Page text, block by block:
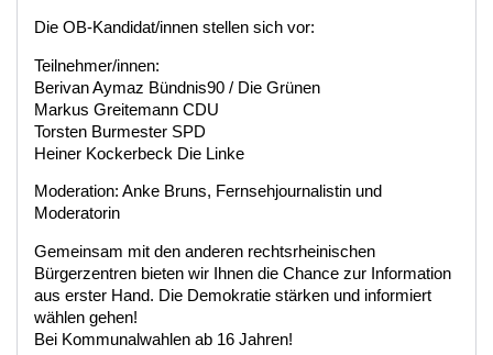
Die OB-Kandidat/innen stellen sich vor:
Teilnehmer/innen:
Berivan Aymaz Bündnis90 / Die Grünen
Markus Greitemann CDU
Torsten Burmester SPD
Heiner Kockerbeck Die Linke
Moderation: Anke Bruns, Fernsehjournalistin und
Moderatorin
Gemeinsam mit den anderen rechtsrheinischen
Bürgerzentren bieten wir Ihnen die Chance zur Information
aus erster Hand. Die Demokratie stärken und informiert
wählen gehen!
Bei Kommunalwahlen ab 16 Jahren!